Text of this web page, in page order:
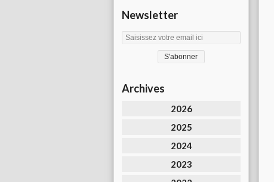
Newsletter
Archives
2026
2025
2024
2023